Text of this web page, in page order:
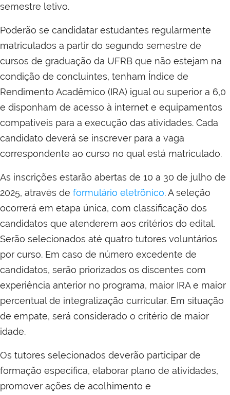
semestre letivo.
Poderão se candidatar estudantes regularmente
matriculados a partir do segundo semestre de
cursos de graduação da UFRB que não estejam na
condição de concluintes, tenham Índice de
Rendimento Acadêmico (IRA) igual ou superior a 6,0
e disponham de acesso à internet e equipamentos
compatíveis para a execução das atividades. Cada
candidato deverá se inscrever para a vaga
correspondente ao curso no qual está matriculado.
As inscrições estarão abertas de 10 a 30 de julho de
2025, através de formulário eletrõnico. A seleção
ocorrerá em etapa única, com classificação dos
candidatos que atenderem aos critérios do edital.
Serão selecionados até quatro tutores voluntários
por curso. Em caso de número excedente de
candidatos, serão priorizados os discentes com
experiência anterior no programa, maior IRA e maior
percentual de integralização curricular. Em situação
de empate, será considerado o critério de maior
idade.
Os tutores selecionados deverão participar de
formação específica, elaborar plano de atividades,
promover ações de acolhimento e